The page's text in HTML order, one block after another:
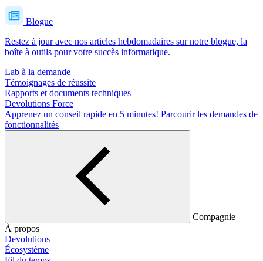
Blogue
Restez à jour avec nos articles hebdomadaires sur notre blogue, la
boîte à outils pour votre succès informatique.
Lab à la demande
Témoignages de réussite
Rapports et documents techniques
Devolutions Force
Apprenez un conseil rapide en 5 minutes! Parcourir les demandes de
fonctionnalités
Compagnie
À propos
Devolutions
Écosystème